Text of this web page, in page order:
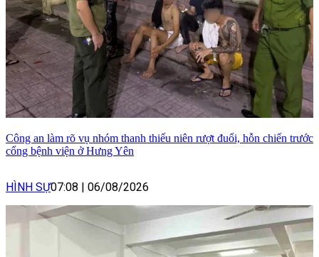
Công an làm rõ vụ nhóm thanh thiếu niên rượt đuổi, hỗn chiến trước
cổng bệnh viện ở Hưng Yên
HÌNH SỰ07:08 06/08/2026